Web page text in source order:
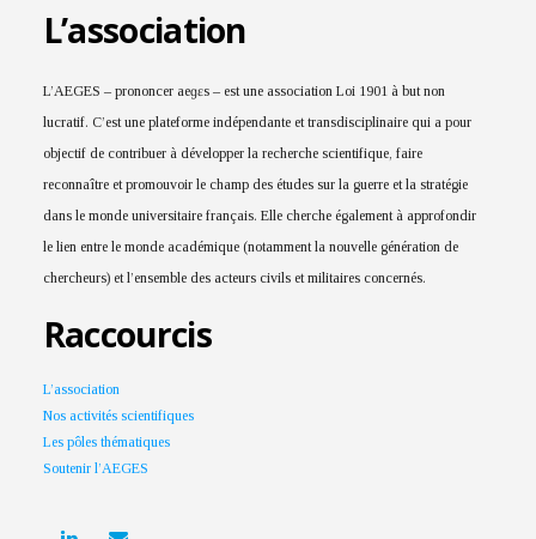
L’association
L’AEGES – prononcer aeɡɛs – est une association Loi 1901 à but non
lucratif. C’est une plateforme indépendante et transdisciplinaire qui a pour
objectif de contribuer à développer la recherche scientifique, faire
reconnaître et promouvoir le champ des études sur la guerre et la stratégie
dans le monde universitaire français. Elle cherche également à approfondir
le lien entre le monde académique (notamment la nouvelle génération de
chercheurs) et l’ensemble des acteurs civils et militaires concernés.
Raccourcis
L’association
Nos activités scientifiques
Les pôles thématiques
Soutenir l’AEGES